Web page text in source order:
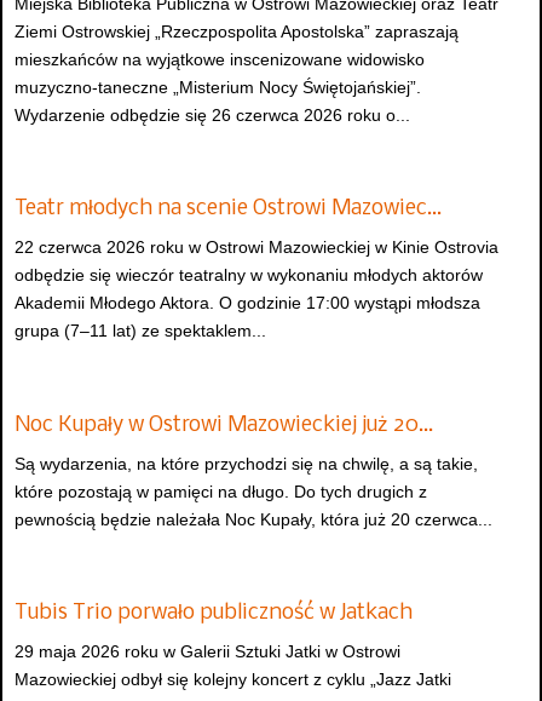
Ziemi Ostrowskiej „Rzeczpospolita Apostolska” zapraszają
mieszkańców na wyjątkowe inscenizowane widowisko
muzyczno-taneczne „Misterium Nocy Świętojańskiej”.
Wydarzenie odbędzie się 26 czerwca 2026 roku o...
Teatr młodych na scenie Ostrowi Mazowiec…
22 czerwca 2026 roku w Ostrowi Mazowieckiej w Kinie Ostrovia
odbędzie się wieczór teatralny w wykonaniu młodych aktorów
Akademii Młodego Aktora. O godzinie 17:00 wystąpi młodsza
grupa (7–11 lat) ze spektaklem...
Noc Kupały w Ostrowi Mazowieckiej już 20…
Są wydarzenia, na które przychodzi się na chwilę, a są takie,
które pozostają w pamięci na długo. Do tych drugich z
pewnością będzie należała Noc Kupały, która już 20 czerwca...
Tubis Trio porwało publiczność w Jatkach
29 maja 2026 roku w Galerii Sztuki Jatki w Ostrowi
Mazowieckiej odbył się kolejny koncert z cyklu „Jazz Jatki